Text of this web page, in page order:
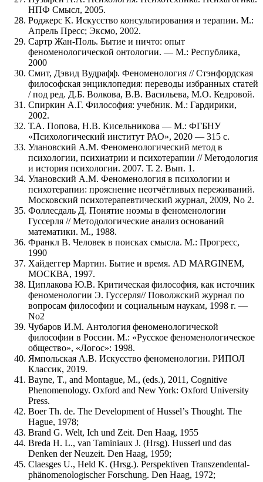
НПФ Смысл, 2005.
Роджерс К. Искусство консультирования и терапии. М.:
Апрель Пресс; Эксмо, 2002.
Сартр Жан-Поль. Бытие и ничто: опыт
феноменологической онтологии. — М.: Республика,
2000
Смит, Дэвид Вудрафф. Феноменология // Стэнфордская
философская энциклопедия: переводы избранных статей
/ под ред. Д.Б. Волкова, В.В. Васильева, М.О. Кедровой.
Спиркин А.Г. Философия: учебник. М.: Гардирики,
2002.
Т.А. Попова, Н.В. Кисельникова — М.: ФГБНУ
«Психологический институт РАО», 2020 — 315 с.
Улановский А.М. Феноменологический метод в
психологии, психиатрии и психотерапии // Методология
и история психологии. 2007. Т. 2. Вып. 1.
Улановский А.М. Феноменология в психологии и
психотерапии: прояснение неотчётливых переживаний.
Московский психотерапевтический журнал, 2009, No 2.
Фоллесдаль Д. Понятие ноэмы в феноменологии
Гуссерля // Методологические анализ оснований
математики. М., 1988.
Франкл В. Человек в поисках смысла. М.: Прогресс,
1990
Хайдеггер Мартин. Бытие и время. AD MARGINEM,
МОСКВА, 1997.
Циплакова Ю.В. Критическая философия, как источник
феноменологии Э. Гуссерля// Поволжский журнал по
вопросам философии и социальным наукам, 1998 г. —
No2
Чубаров И.М. Антология феноменологической
философии в России. М.: «Русское феноменологическое
общество», «Логос»: 1998.
Ямпольская А.В. Искусство феноменологии. РИПОЛ
Классик, 2019.
Bayne, T., and Montague, M., (eds.), 2011, Cognitive
Phenomenology. Oxford and New York: Oxford University
Press.
Boer Th. de. The Development of Husselʼs Thought. The
Hague, 1978;
Brand G. Welt, Ich und Zeit. Den Haag, 1955
Breda H. L., van Taminiaux J. (Hrsg). Husserl und das
Denken der Neuzeit. Den Haag, 1959;
Claesges U., Held K. (Hrsg.). Perspektiven Transzendental-
phänomenologischer Forschung. Den Haag, 1972;